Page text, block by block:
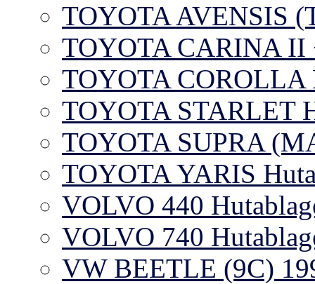
TOYOTA AVENSIS
TOYOTA CARINA II
TOYOTA COROLLA
TOYOTA STARLET
TOYOTA SUPRA
TOYOTA YARIS
VOLVO 440
VOLVO 740
VW BEETLE (9C)